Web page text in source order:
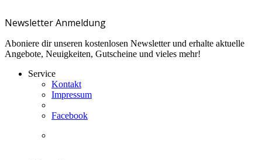
Newsletter Anmeldung
Aboniere dir unseren kostenlosen Newsletter und erhalte aktuelle
Angebote, Neuigkeiten, Gutscheine und vieles mehr!
Service
Kontakt
Impressum
Facebook